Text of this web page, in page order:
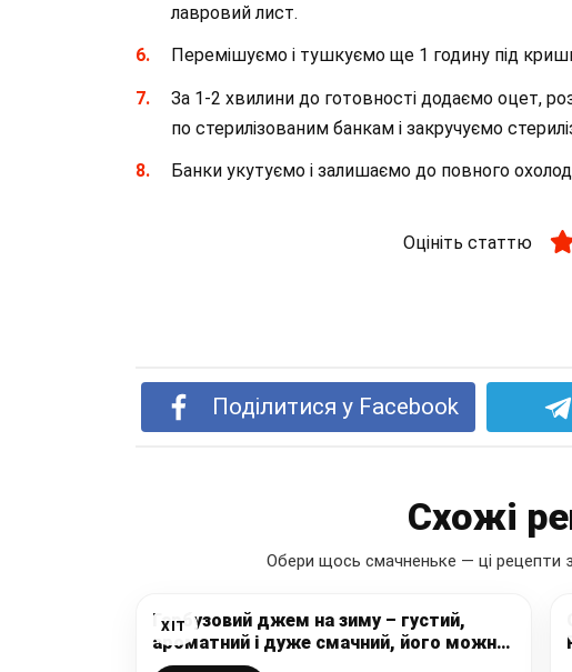
лавровий лист.
Перемішуємо і тушкуємо ще 1 годину під
За 1-2 хвилини до готовності додаємо оцет,
по стерилізованим банкам і закручуємо
Банки укутуємо і залишаємо до повного
Оцініть статтю
Поділитися у Facebook
Схожі
Обери щось смачненьке — ці рецепти
ХІТ
Гарбузовий джем на зиму – густий,
ароматний і дуже смачний, його можна
мастити на хліб, подати до сирників чи